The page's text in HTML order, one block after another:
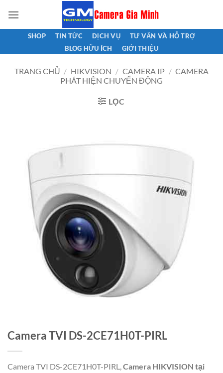
qua
nội
SHOP TIN TỨC DỊCH VỤ
TƯ VẤN VÀ HỖ TRỢ
BLOG HỮU ÍCH
GIỚI THIỆU
TRANG CHỦ / HIKVISION / CAMERA IP / CAMERA
PHÁT HIỆN CHUYỂN ĐỘNG
LỌC
Camera TVI DS-2CE71H0T-PIRL
Camera TVI DS-2CE71H0T-PIRL,Camera HIKVISION tại